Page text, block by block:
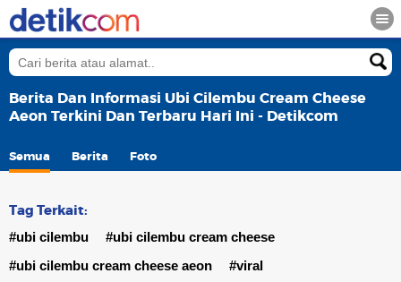
Berita Dan Informasi Ubi Cilembu Cream Cheese
Aeon Terkini Dan Terbaru Hari Ini - Detikcom
Semua Berita Foto
Tag Terkait:
#ubi cilembu
#ubi cilembu cream cheese
#ubi cilembu cream cheese aeon
#viral